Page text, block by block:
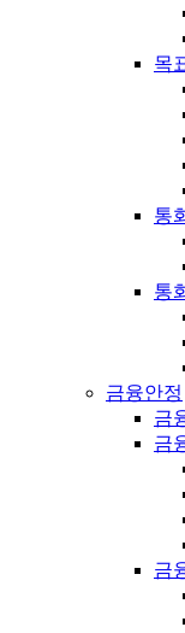
목
통
통
금융안정
금
금
금